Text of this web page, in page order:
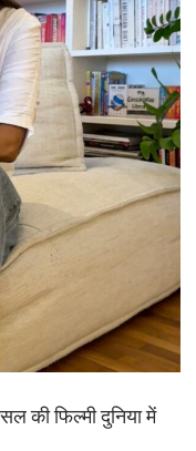
की फिल्मी दुनिया में